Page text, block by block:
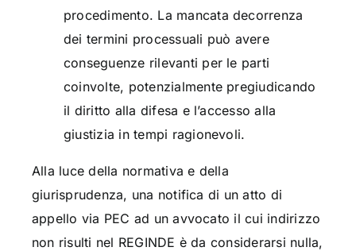
procedimento. La mancata decorrenza
dei termini processuali può avere
conseguenze rilevanti per le parti
coinvolte, potenzialmente pregiudicando
il diritto alla difesa e l’accesso alla
giustizia in tempi ragionevoli.
Alla luce della normativa e della
giurisprudenza, una notifica di un atto di
appello via PEC ad un avvocato il cui indirizzo
non risulti nel REGINDE è da considerarsi nulla,